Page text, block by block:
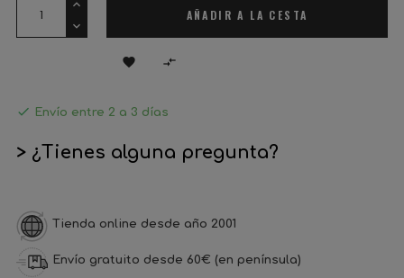
AÑADIR A LA CESTA
 
 Envío entre 2 a 3 días
> ¿Tienes alguna pregunta?
Tienda online desde año 2001
Envío gratuito desde 60€ (en península)